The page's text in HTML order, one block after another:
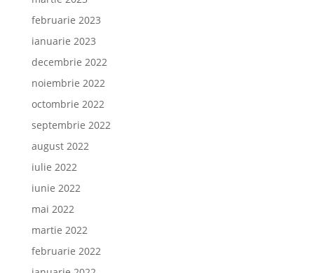
februarie 2023
ianuarie 2023
decembrie 2022
noiembrie 2022
octombrie 2022
septembrie 2022
august 2022
iulie 2022
iunie 2022
mai 2022
martie 2022
februarie 2022